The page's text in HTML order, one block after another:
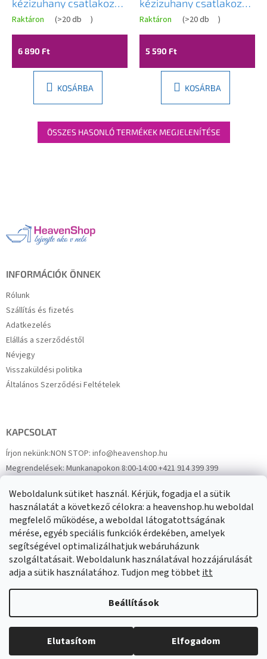
Weboldalunk sütiket használ. Kérjük, fogadja el a sütik
használatát a következő célokra: a heavenshop.hu weboldal
megfelelő működése, a weboldal látogatottságának
mérése, egyéb speciális funkciók érdekében, amelyek
segítségével optimalizálhatjuk webáruházunk
szolgáltatásait. Weboldalunk használatával hozzájárulását
adja a sütik használatához. Tudjon meg többetitt
Beállítások
Elutasítom Elfogadom
kézizuhany csatlakozó
1/2", fehér, 79301-20
Raktáron (>20 db )
6 890 Ft
KOSÁRBA
kézizuhany csatlakozó
1/2", fekete, 79301-70
Raktáron (>20 db )
5 590 Ft
KOSÁRBA
ÖSSZES HASONLÓ TERMÉKEK MEGJELENÍTÉSE
INFORMÁCIÓK ÖNNEK
Rólunk
Szállítás és fizetés
Adatkezelés
Elállás a szerződéstől
Névjegy
Visszaküldési politika
Általános Szerződési Feltételek
KAPCSOLAT
Írjon nekünk:NON STOP: info@heavenshop.hu
Megrendelések:Munkanapokon 8:00-14:00 +421 914 399 399
FacebookHeavenShop.sk
Eredményeink